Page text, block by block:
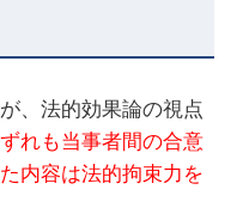
、法的効果論の視点
れも当事者間の合意
内容は法的拘束力を